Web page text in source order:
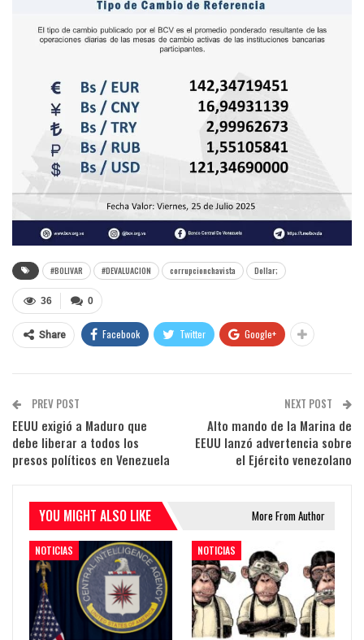
#BOLIVAR #DEVALUACION corrupcionchavista Dollar;
0
36
Share Facebook Twitter Google+
PREV POST
EEUU exigió a Maduro que
debe liberar a todos los
presos políticos en Venezuela
NEXT POST
Alto mando de la Marina de
EEUU lanzó advertencia sobre
el Ejército venezolano
YOU MIGHT ALSO LIKE More From Author
NOTICIAS NOTICIAS